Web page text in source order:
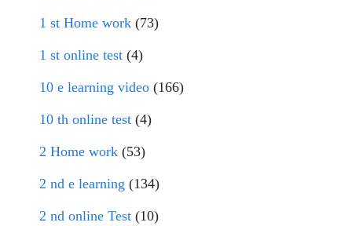
1 st Home work (73)
1 st online test (4)
10 e learning video (166)
10 th online test (4)
2 Home work (53)
2 nd e learning (134)
2 nd online Test (10)